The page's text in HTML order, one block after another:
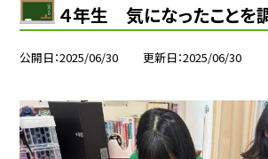
４年生 気になったこと
公開日 2025/06/30 更新日 2025/06/30